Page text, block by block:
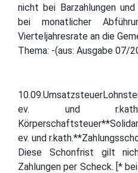
nicht bei Barzahlungen
bei monatlicher
Vierteljahresrate an die
Thema: -(aus: Ausgabe 07/
ev. und
ev. und
Diese Schonfrist gilt
Zahlungen per Scheck. [*